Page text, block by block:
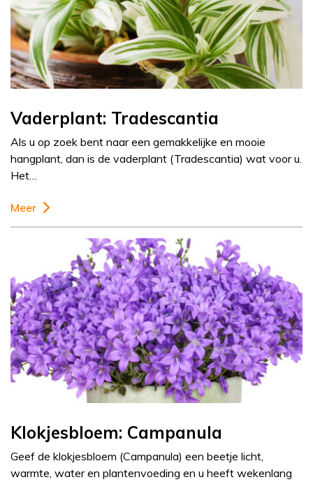
Vaderplant: Tradescantia
Als u op zoek bent naar een gemakkelijke en mooie
hangplant, dan is de vaderplant (Tradescantia) wat voor u.
Het…
Meer
Klokjesbloem: Campanula
Geef de klokjesbloem (Campanula) een beetje licht,
warmte, water en plantenvoeding en u heeft wekenlang